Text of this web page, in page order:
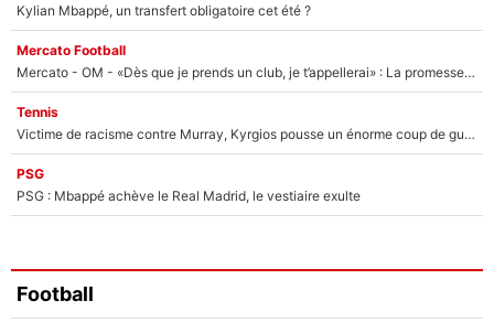
Kylian Mbappé, un transfert obligatoire cet été ?
Mercato Football
Mercato - OM - «Dès que je prends un club, je t’appellerai» : La promesse de Marcelino au moment de claquer la porte
Tennis
Victime de racisme contre Murray, Kyrgios pousse un énorme coup de gueule !
PSG
PSG : Mbappé achève le Real Madrid, le vestiaire exulte
Football